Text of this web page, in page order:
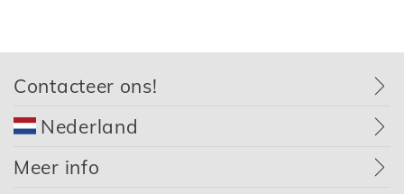
Contacteer ons!
Nederland
Meer info